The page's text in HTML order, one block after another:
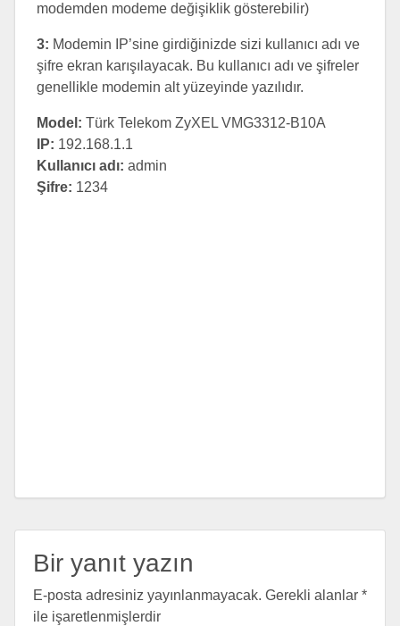
modemden modeme değişiklik gösterebilir)
3: Modemin IP’sine girdiğinizde sizi kullanıcı adı ve
şifre ekran karışılayacak. Bu kullanıcı adı ve şifreler
genellikle modemin alt yüzeyinde yazılıdır.
Model: Türk Telekom ZyXEL VMG3312-B10A
IP: 192.168.1.1
Kullanıcı adı: admin
Şifre: 1234
Bir yanıt yazın
E-posta adresiniz yayınlanmayacak. Gerekli alanlar *
ile işaretlenmişlerdir